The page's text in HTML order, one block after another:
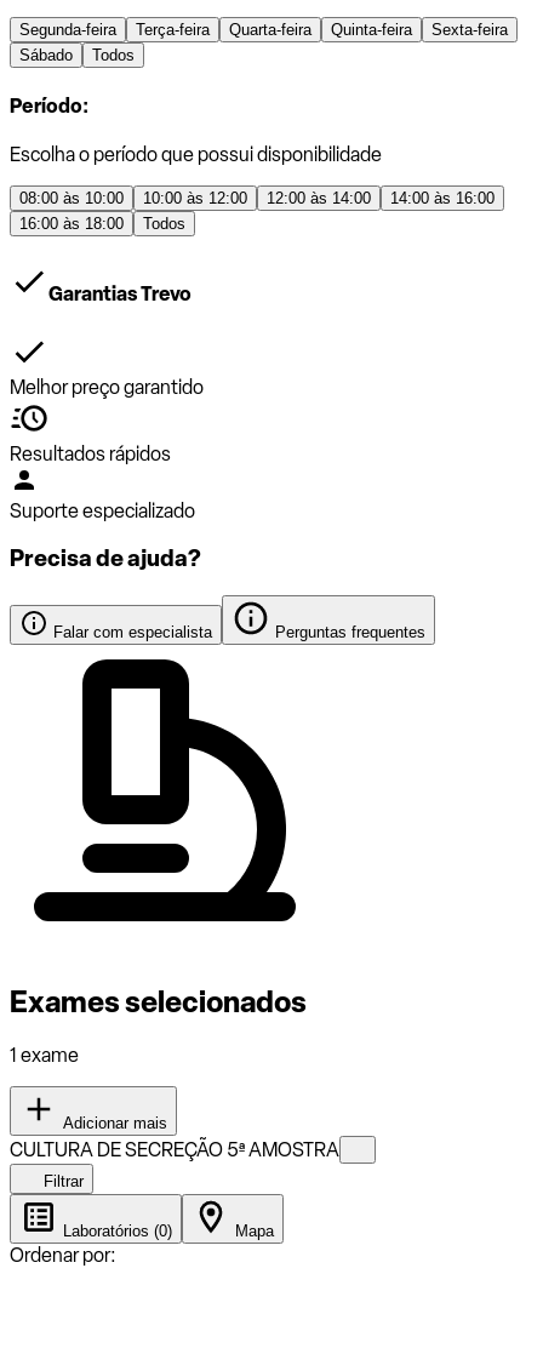
Segunda-feira Terça-feira Quarta-feira Quinta-feira
Sexta-feira
Sábado
Todos
Período:
Escolha o período que possui disponibilidade
08:00 às 10:00 10:00 às 12:00 12:00 às 14:00
14:00 às 16:00
16:00 às 18:00
Todos
Garantias Trevo
Melhor preço garantido
Resultados rápidos
Suporte especializado
Precisa de ajuda?
Falar com especialista Perguntas frequentes
Exames selecionados
1 exame
Adicionar mais
CULTURA DE SECREÇÃO 5ª AMOSTRA
Filtrar
Laboratórios (0) Mapa
Ordenar por: